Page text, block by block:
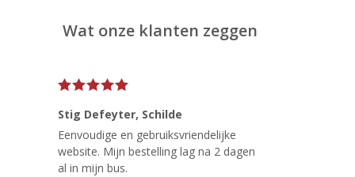
Wat onze klanten zeggen
Stig Defeyter, Schilde
Eenvoudige en gebruiksvriendelijke
website. Mijn bestelling lag na 2 dagen
al in mijn bus.